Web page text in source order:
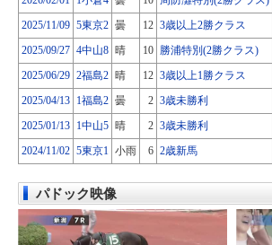
2025/11/09 5東京2 曇 12 3歳以上2勝クラス
2025/09/27 4中山8 晴 10 勝浦特別(2勝クラス)
2025/06/29 2福島2 晴 12 3歳以上1勝クラス
2025/04/13 1福島2 曇 2 3歳未勝利
2025/01/13 1中山5 晴 2 3歳未勝利
2024/11/02 5東京1 小雨 6 2歳新馬
パドック映像